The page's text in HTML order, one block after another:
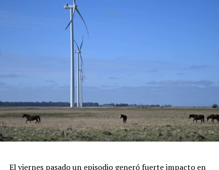
Gran Patio Cervecero: El espacio ideal para combinar los
mejores sabores salados con cervezas artesanales
Concursos y Premiaciones: Certamen a la "Mejor Pieza
de Chocolate" y al "Mejor Postre", sumado a grandes
Feria de Artesanos y Emprendedores: Un paseo cultural
repleto de arte y diseño local cobijado por el histórico
pinar.
Espectáculos y Área Kids: Shows de artistas locales e
invitados en el escenario principal, junto a una zona
dedicada exclusivamente al entretenimiento infantil con
El viernes pasado un episodio generó fuerte impacto en